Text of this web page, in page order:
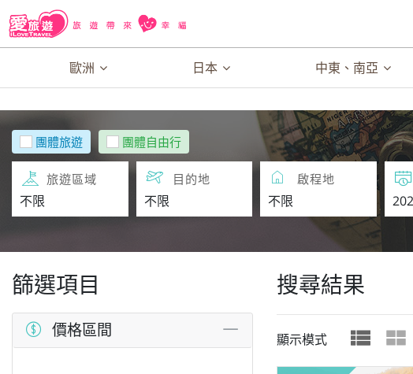
歐洲 日本 中東、南亞
團體旅遊 團體自由行
旅遊區域 目的地 啟程地
篩選項目
價格區間
搜尋結果
顯示模式